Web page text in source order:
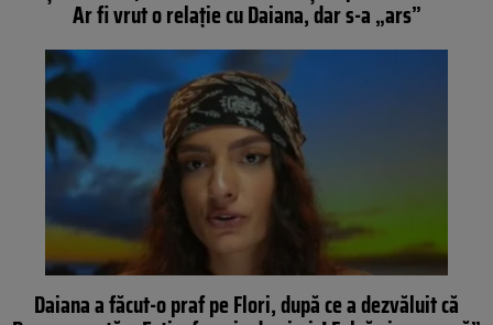
Ar fi vrut o relaţie cu Daiana, dar s-a „ars”
Daiana a făcut-o praf pe Flori, după ce a dezvăluit că